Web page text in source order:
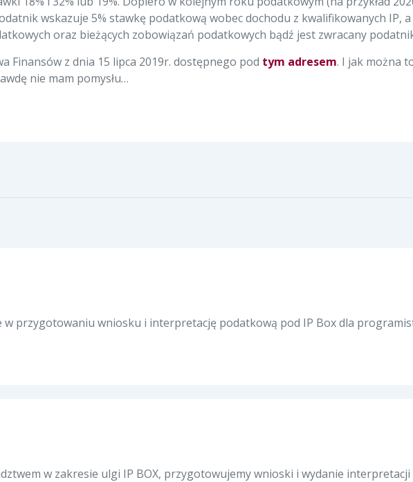
wskazuje 5% stawkę podatkową wobec dochodu z kwalifikowanych IP,
oraz bieżących zobowiązań podatkowych bądź jest zwracany
Finansów z dnia 15 lipca 2019r. dostępnego pod tym adresem. I jak można
nie mam pomysłu…
przygotowaniu wniosku i interpretację podatkową pod IP Box dla
w zakresie ulgi IP BOX, przygotowujemy wnioski i wydanie